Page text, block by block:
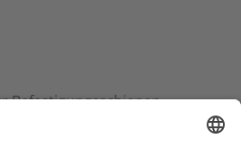
Befestigungsschienen,
und Zubehör einkaufen